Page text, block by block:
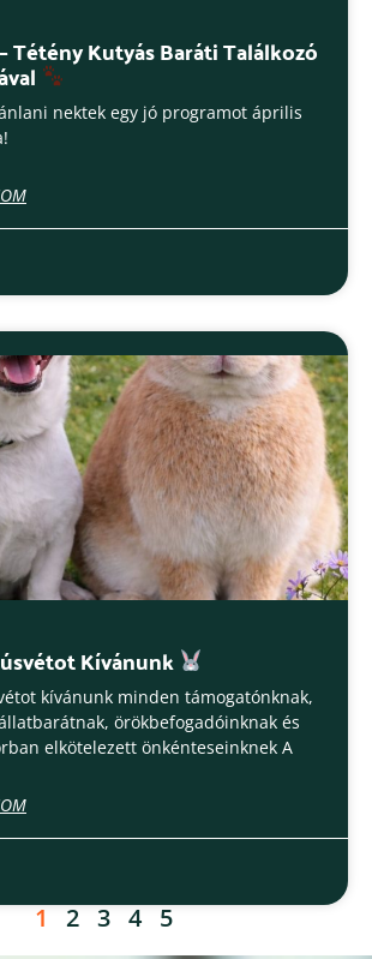
Tétény Kutyás Baráti Találkozó
nektek egy jó programot április
Kívánunk
kívánunk minden támogatónknak,
örökbefogadóinknak és
elkötelezett önkénteseinknek A
1 2 3 4 5